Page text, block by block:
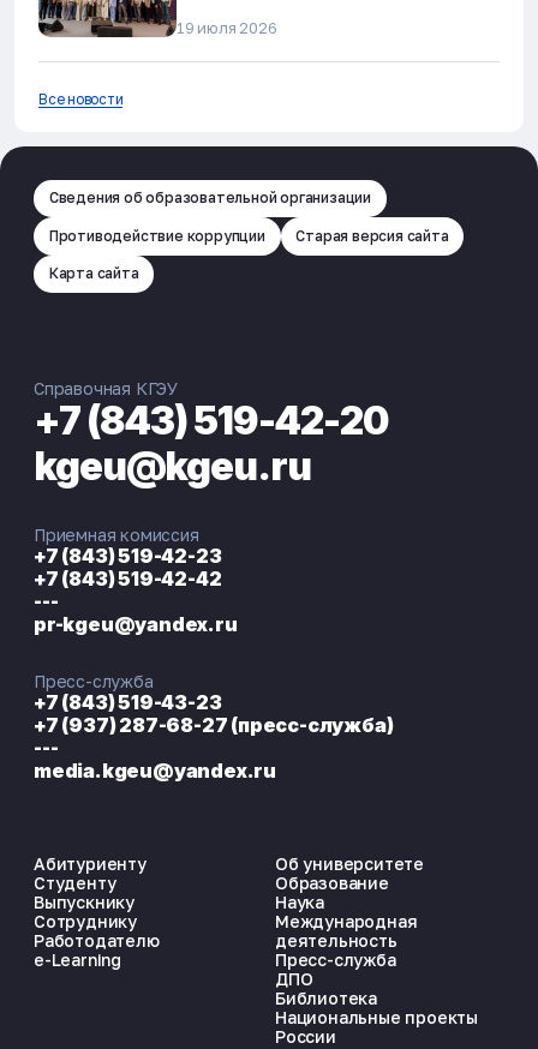
19 июля 2026
Все новости
Сведения об образовательной организации
Противодействие коррупции Старая версия сайта
Карта сайта
Абитуриенту
Студенту
Выпускнику
Сотруднику
Работодателю
e-Learning
Об университете
Образование
Наука
Международная
деятельность
Пресс-служба
ДПО
Библиотека
Национальные проекты
России
Справочная КГЭУ
+7 (843) 519-42-20
kgeu@kgeu.ru
Приемная комиссия
+7 (843) 519-42-23
+7 (843) 519-42-42
---
pr-kgeu@yandex.ru
Пресс-служба
+7 (843) 519-43-23
+7 (937) 287-68-27 (пресс-служба)
---
media.kgeu@yandex.ru